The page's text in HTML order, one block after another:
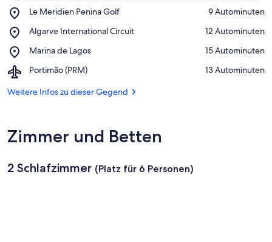
Le Meridien Penina Golf
Place,
Meridien
Golf
‪9 Autominuten‬
Algarve International Circuit
Place,
International
‪12 Autominuten‬
Marina de Lagos
Place,
de
‪15 Autominuten‬
Portimão (PRM)
Airport,
(PRM)
‪13 Autominuten‬
Weitere Infos zu dieser Gegend
Zimmer und Betten
2 Schlafzimmer (Platz für 6 Personen)